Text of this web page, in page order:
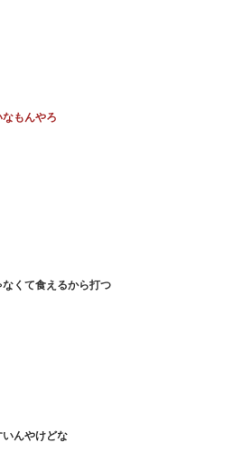
もんやろ
くて食えるから打つ
んやけどな